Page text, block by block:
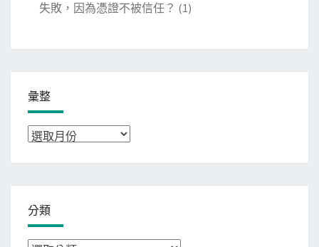
失敗，因為憑證不被信任？ (1)
彙整
彙
分類